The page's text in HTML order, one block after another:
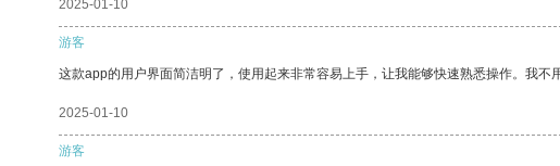
2025-01-10
游客
这款app的用户界面简洁明了，使用起来非常容易上手，让我能够快速熟悉操作。我不
2025-01-10
游客